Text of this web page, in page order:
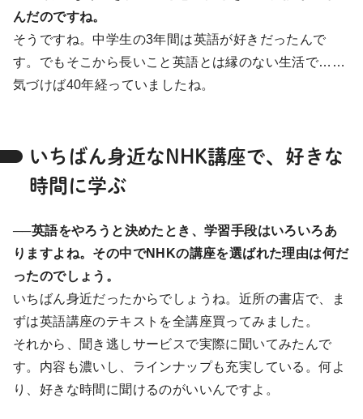
んだのですね。
そうですね。中学生の3年間は英語が好きだったんで
す。でもそこから長いこと英語とは縁のない生活で……
気づけば40年経っていましたね。
いちばん身近なNHK講座で、好きな
時間に学ぶ
──英語をやろうと決めたとき、学習手段はいろいろあ
りますよね。その中でNHKの講座を選ばれた理由は何だ
ったのでしょう。
いちばん身近だったからでしょうね。近所の書店で、ま
ずは英語講座のテキストを全講座買ってみました。
それから、聞き逃しサービスで実際に聞いてみたんで
す。内容も濃いし、ラインナップも充実している。何よ
り、好きな時間に聞けるのがいいんですよ。